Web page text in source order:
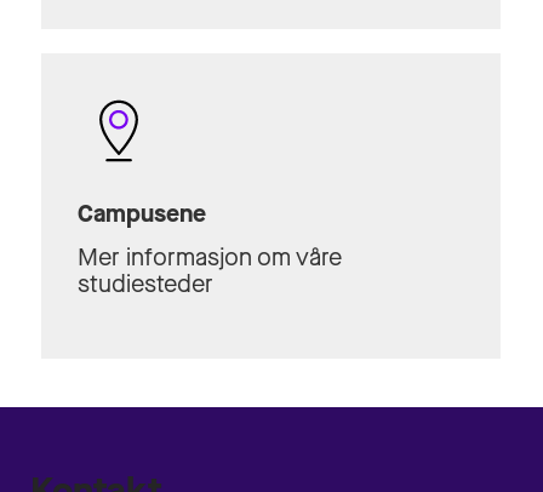
Campusene
Mer informasjon om våre
studiesteder